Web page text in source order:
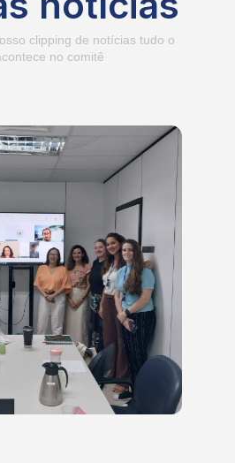
clipping de notícias tudo o
no comitê